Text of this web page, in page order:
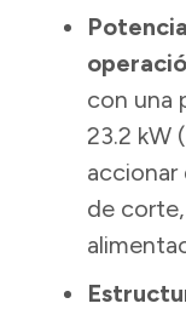
con una
23.2 kW
de